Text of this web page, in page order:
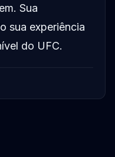
Sua
sua experiência
do UFC.